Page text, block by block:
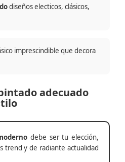
diseños electicos, clásicos,
imprescindible que decora
adecuado
debe ser tu elección,
trend y de radiante actualidad